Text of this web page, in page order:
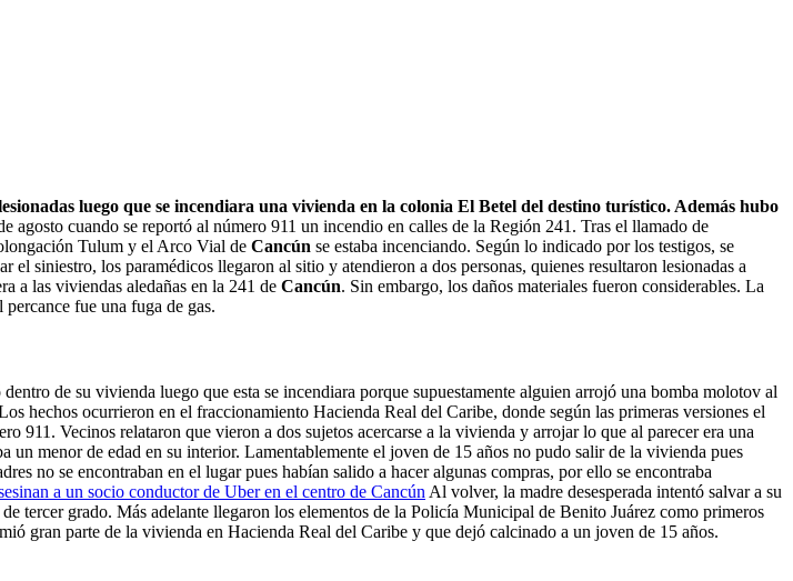
luego que se incendiara una vivienda en la colonia El Betel del destino turístico. Además hubo
agosto cuando se reportó al número 911 un incendio en calles de la Región 241. Tras el llamado de
Tulum y el Arco Vial de Cancún se estaba incenciando. Según lo indicado por los testigos, se
siniestro, los paramédicos llegaron al sitio y atendieron a dos personas, quienes resultaron lesionadas a
a las viviendas aledañas en la 241 de Cancún. Sin embargo, los daños materiales fueron considerables. La
fue una fuga de gas.
de su vivienda luego que esta se incendiara porque supuestamente alguien arrojó una bomba molotov al
hechos ocurrieron en el fraccionamiento Hacienda Real del Caribe, donde según las primeras versiones el
911. Vecinos relataron que vieron a dos sujetos acercarse a la vivienda y arrojar lo que al parecer era una
un menor de edad en su interior. Lamentablemente el joven de 15 años no pudo salir de la vivienda pues
no se encontraban en el lugar pues habían salido a hacer algunas compras, por ello se encontraba
a un socio conductor de Uber en el centro de Cancún Al volver, la madre desesperada intentó salvar a su
tercer grado. Más adelante llegaron los elementos de la Policía Municipal de Benito Juárez como primeros
gran parte de la vivienda en Hacienda Real del Caribe y que dejó calcinado a un joven de 15 años.